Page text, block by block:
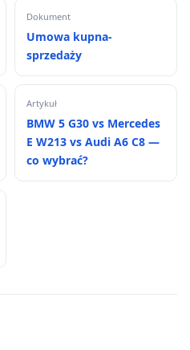
Dokument
Umowa kupna-
sprzedaży
Artykuł
BMW 5 G30 vs Mercedes
E W213 vs Audi A6 C8 —
co wybrać?